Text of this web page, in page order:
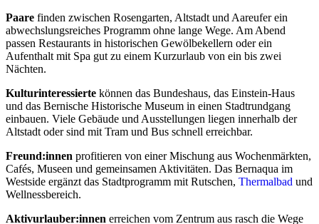
Paare finden zwischen Rosengarten, Altstadt und Aareufer ein
abwechslungsreiches Programm ohne lange Wege. Am Abend
passen Restaurants in historischen Gewölbekellern oder ein
Aufenthalt mit Spa gut zu einem Kurzurlaub von ein bis zwei
Nächten.
Kulturinteressierte können das Bundeshaus, das Einstein-Haus
und das Bernische Historische Museum in einen Stadtrundgang
einbauen. Viele Gebäude und Ausstellungen liegen innerhalb der
Altstadt oder sind mit Tram und Bus schnell erreichbar.
Freund:innen profitieren von einer Mischung aus Wochenmärkten,
Cafés, Museen und gemeinsamen Aktivitäten. Das Bernaqua im
Westside ergänzt das Stadtprogramm mit Rutschen, Thermalbad und
Wellnessbereich.
Aktivurlauber:innen erreichen vom Zentrum aus rasch die Wege